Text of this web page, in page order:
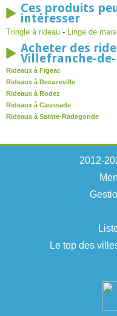
Ces produits
intéresser
Tringle à rideau - Linge de
Acheter des
Villefranche-
Rideaux à Figeac
Rideaux à Decazeville
Rideaux à Rodez
Rideaux à Caussade
Rideaux à Sainte-Radegonde
2012-
Le top des